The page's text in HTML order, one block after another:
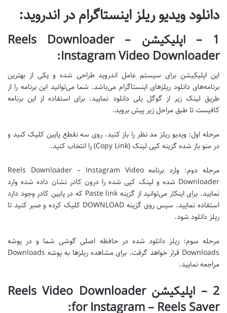
دانلود ویدیو ریلز اینستاگرام در اندروید:
1 – اپلیکیشن Reels Downloader –
Instagram Video Downloader:
این اپلیکیشن برای سیستم عامل اندروید طراحی شده و یکی از بهترین
برنامه‌های دانلود ریلزهای اینستاگرام می‌باشد. شما می‌توانید این برنامه را از
طریق لینک زیر از گوگل پلی دانلود نمایید. برای استفاده از این برنامه
کافیست تا طبق مراحل زیر پیش بروید.
مرحله اول: ویدیو ریلز مد نظر را باز کنید. روی سه نقطع پایین کلیک کنید و
در منو باز شده گزینه کپی لینک (Copy Link) را انتخاب کنید.
مرحله دوم: وارد برنامه Reels Downloader – Instagram Video
Downloader شده و لینک کپی شده را درون کادر نشان داده شده وارد
نمایید. برای اینکار می‌توانید از گزینه Paste link که در پایین کادر وجود دارد
استفاده نمایید. سپس روی گزینه DOWNLOAD کلیک کرده و صبر کنید تا
ریلز دانلود شود.
مرحله سوم: ریلز دانلود شده در حافظه اصلی گوشی شما و در پوشه
Downloads قرار خواهد گرفت. برای مشاهده ریلزها به پوشه Downloads
مراجعه نمایید.
2 – اپلیکیشن Reels Video Downloader
for Instagram – Reels Saver: